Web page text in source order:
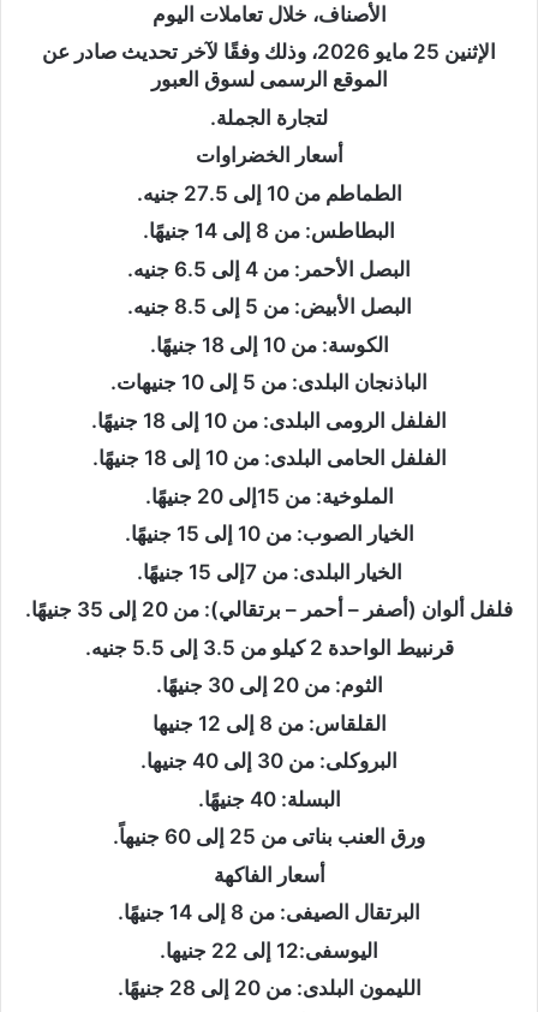
الأصناف، خلال تعاملات اليوم
الإثنين 25 مايو 2026، وذلك وفقًا لآخر تحديث صادر عن
الموقع الرسمى لسوق العبور
لتجارة الجملة.
أسعار الخضراوات
الطماطم من 10 إلى 27.5 جنيه.
البطاطس: من 8 إلى 14 جنيهًا.
البصل الأحمر: من 4 إلى 6.5 جنيه.
البصل الأبيض: من 5 إلى 8.5 جنيه.
الكوسة: من 10 إلى 18 جنيهًا.
الباذنجان البلدى: من 5 إلى 10 جنيهات.
الفلفل الرومى البلدى: من 10 إلى 18 جنيهًا.
الفلفل الحامى البلدى: من 10 إلى 18 جنيهًا.
الملوخية: من 15إلى 20 جنيهًا.
الخيار الصوب: من 10 إلى 15 جنيهًا.
الخيار البلدى: من 7إلى 15 جنيهًا.
فلفل ألوان (أصفر – أحمر – برتقالي): من 20 إلى 35 جنيهًا.
قرنبيط الواحدة 2 كيلو من 3.5 إلى 5.5 جنيه.
الثوم: من 20 إلى 30 جنيهًا.
القلقاس: من 8 إلى 12 جنيها
البروكلى: من 30 إلى 40 جنيها.
البسلة: 40 جنيهًا.
ورق العنب بناتى من 25 إلى 60 جنيهاً.
أسعار الفاكهة
البرتقال الصيفى: من 8 إلى 14 جنيهًا.
اليوسفى:12 إلى 22 جنيها.
الليمون البلدى: من 20 إلى 28 جنيهًا.